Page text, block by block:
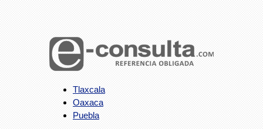
Tlaxcala
Oaxaca
Puebla